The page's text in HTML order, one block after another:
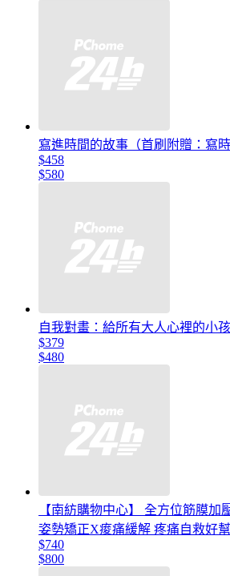
寫進時間的故事（首刷附贈：寫時
$458
$580
自我對畫：給所有大人心裡的小孩
$379
$480
【南紡購物中心】 全方位筋膜加
姿勢矯正X痠痛緩解 疼痛自救好
$740
$800